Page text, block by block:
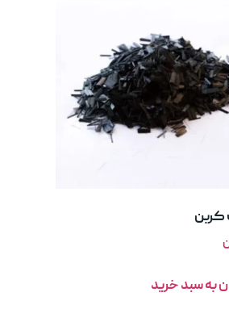
کربن
به سبد خرید